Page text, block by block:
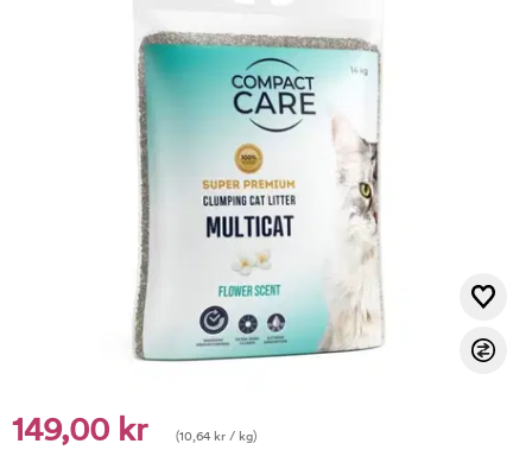
149,00 kr (10,64 kr / kg)